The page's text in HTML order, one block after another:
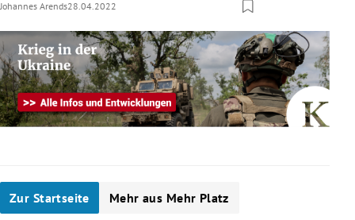
Johannes Arends28.04.2022
Zur Startseite Mehr aus Mehr Platz